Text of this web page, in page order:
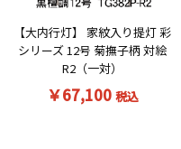
【大内行灯】 家紋入り提灯 彩
シリーズ 12号 菊撫子柄 対絵
R2（一対）
￥67,100 税込